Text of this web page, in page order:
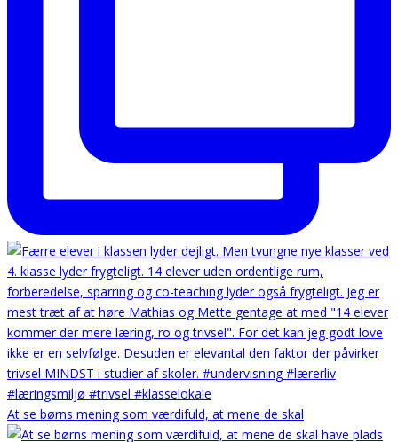
At se børns mening som værdifuld, at mene de skal